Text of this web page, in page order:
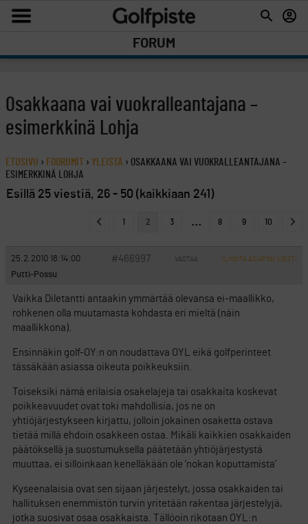
FORUM
Osakkaana vai vuokralleantajana –
esimerkkinä Lohja
ETUSIVU › FOORUMIT › YLEISTÄ › OSAKKAANA VAI VUOKRALLEANTAJANA –
ESIMERKKINÄ LOHJA
Esillä 25 viestiä, 26 - 50 (kaikkiaan 241)
1 2 3 … 8 9 10
25.2.2010 18:14:00 #466997 VASTAA ILMOITA ASIATON VIESTI
Putti-Possu
Vaikka Diletantti antaakin ymmärtää olevansa ei-maallikko,
rohkenen olla muutamasta kohdasta eri mieltä (näin
maallikkona).
Ensinnäkin golf-OY:n on noudattava OYL eikä golfperinteet
tässäkään asiassa oikeuta poikkeuksiin.
Toiseksiki nämä erilaisia osakelajeja tai osakkaita koskevat
poikkeavuudet ovat toki mahdollisia, jos ne on
yhtiöjärjestykseen kirjattu, jolloin jokainen osaketta ostava
tietää millä ehdoin osakkeen ostaa. Mikäli kaikkien osakkaiden
päätöksellä ja suostumuksella päätetään yhtiöjärjestystä
muuttaa, ei silloinkaan kenelläkään ole ’nokan koputtamista’
Kyseenalaisia ovat sen sijaan järjestelyt, jossa osakkaiden tai
hallituksen enemmistön turvin yritetään rakentaa järjestelyjä,
jotka suosivat osaa osakkaista. Tällöoin rikotaan OYL:n